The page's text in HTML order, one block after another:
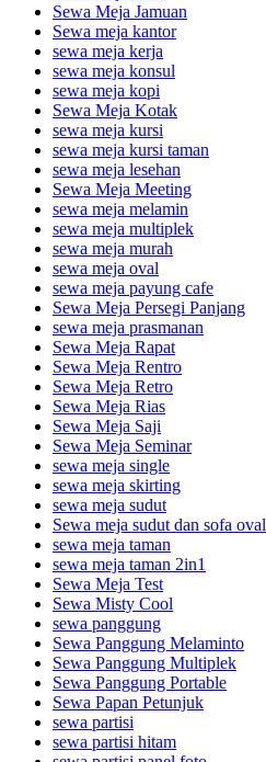
Sewa Meja Jamuan
Sewa meja kantor
sewa meja kerja
sewa meja konsul
sewa meja kopi
Sewa Meja Kotak
sewa meja kursi
sewa meja kursi taman
sewa meja lesehan
Sewa Meja Meeting
sewa meja melamin
sewa meja multiplek
sewa meja murah
sewa meja oval
sewa meja payung cafe
Sewa Meja Persegi Panjang
sewa meja prasmanan
Sewa Meja Rapat
Sewa Meja Rentro
Sewa Meja Retro
Sewa Meja Rias
Sewa Meja Saji
Sewa Meja Seminar
sewa meja single
sewa meja skirting
sewa meja sudut
Sewa meja sudut dan sofa oval
sewa meja taman
sewa meja taman 2in1
Sewa Meja Test
Sewa Misty Cool
sewa panggung
Sewa Panggung Melaminto
Sewa Panggung Multiplek
Sewa Panggung Portable
Sewa Papan Petunjuk
sewa partisi
sewa partisi hitam